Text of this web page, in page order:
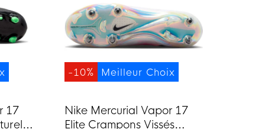
17
Meilleur Choix
-10%
Nike Mercurial Vapor 17
Elite Crampons Vissés